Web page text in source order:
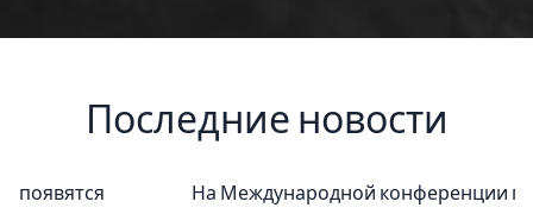
Последние новости
На Международной конференции по